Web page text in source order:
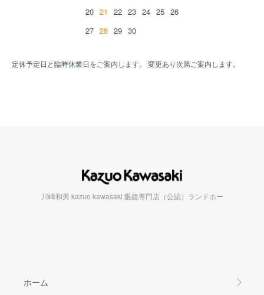
20 21 22 23 24 25 26
27 28 29 30
定休予定日と臨時休業日をご案内します。 変更あり次第ご案内します。
川崎和男 kazuo kawasaki 眼鏡専門店（公認）ランドホー
ホーム